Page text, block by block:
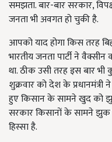
समझता. बार-बार सरकार,
जनता भी अवगत हो चुकी है.
आपको याद होगा किस तरह
भारतीय जनता पार्टी ने
था. ठीक उसी तरह इस बार
शुक्रवार को देश के प्रधानमंत्री ने
हुए किसान के सामने खुद को
सरकार किसानों के सामने झुक
हिस्सा है.